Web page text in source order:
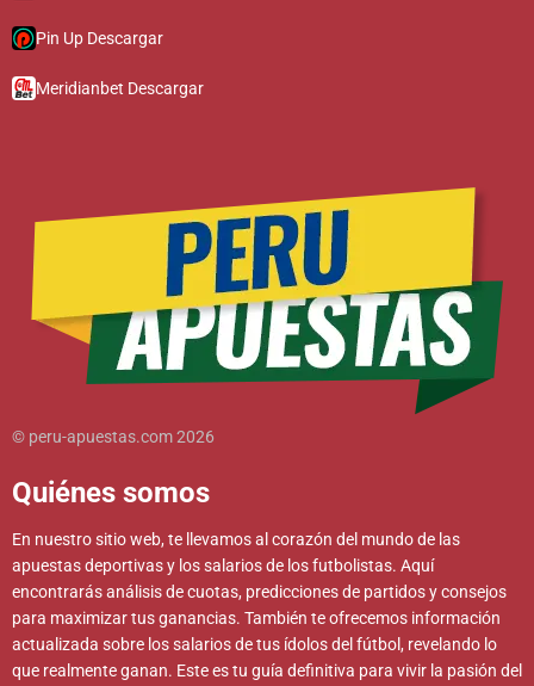
Pin Up Descargar
Meridianbet Descargar
© peru-apuestas.com 2026
Quiénes somos
En nuestro sitio web, te llevamos al corazón del mundo de las
apuestas deportivas y los salarios de los futbolistas. Aquí
encontrarás análisis de cuotas, predicciones de partidos y consejos
para maximizar tus ganancias. También te ofrecemos información
actualizada sobre los salarios de tus ídolos del fútbol, revelando lo
que realmente ganan. Este es tu guía definitiva para vivir la pasión del